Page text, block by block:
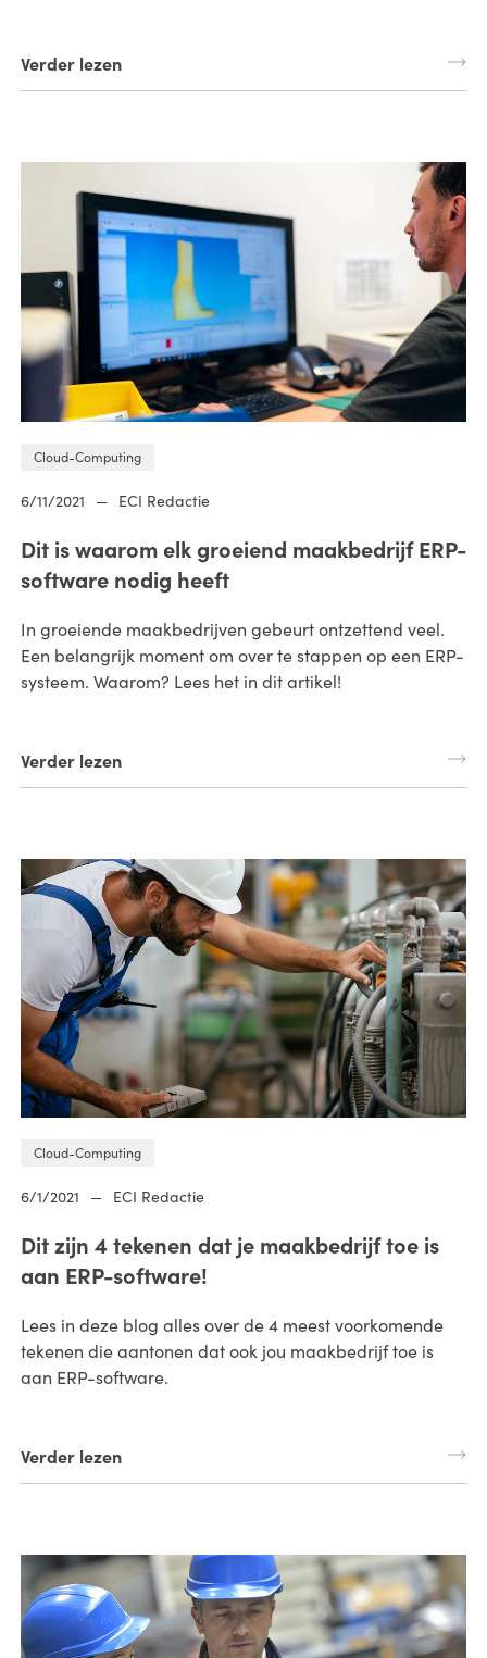
Verder lezen
Cloud-Computing
6/11/2021 — ECI Redactie
Dit is waarom elk groeiend maakbedrijf ERP-
software nodig heeft
In groeiende maakbedrijven gebeurt ontzettend veel.
Een belangrijk moment om over te stappen op een ERP-
systeem. Waarom? Lees het in dit artikel!
Verder lezen
Cloud-Computing
6/1/2021 — ECI Redactie
Dit zijn 4 tekenen dat je maakbedrijf toe is
aan ERP-software!
Lees in deze blog alles over de 4 meest voorkomende
tekenen die aantonen dat ook jou maakbedrijf toe is
aan ERP-software.
Verder lezen